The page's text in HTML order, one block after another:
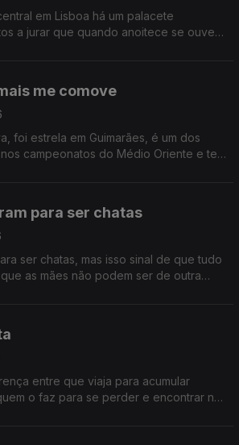
em Lisboa há um palacete
a jurar que quando anoitece se ouvem
me comove
foi estrela em Guimarães, é um dos
campeonatos do Médio Oriente e tem
para ser chatas
ser chatas, mas isso sinal de que tudo
as mães não podem ser de outra
entre que viaja para acumular
o faz para se perder e encontrar nos